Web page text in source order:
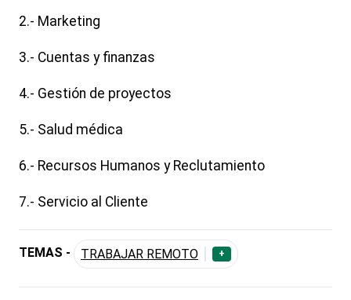
2.- Marketing
3.- Cuentas y finanzas
4.- Gestión de proyectos
5.- Salud médica
6.- Recursos Humanos y Reclutamiento
7.- Servicio al Cliente
TEMAS - TRABAJAR REMOTO +